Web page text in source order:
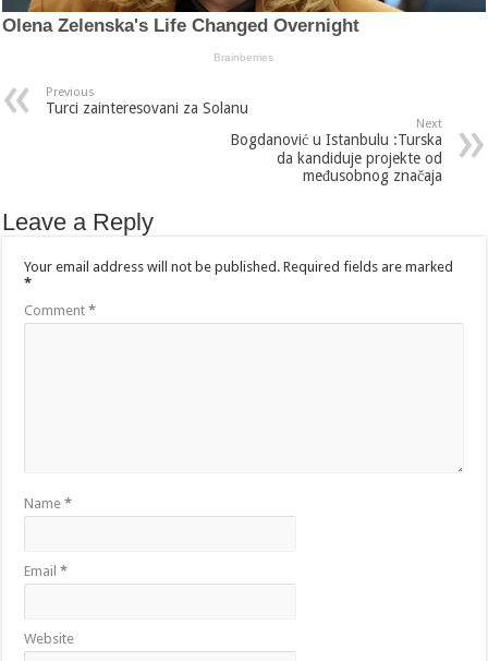
Previous
Turci zainteresovani za Solanu
Next
Bogdanović u Istanbulu :Turska
da kandiduje projekte od
međusobnog značaja
Leave a Reply
Your email address will not be published. Required fields are marked
*
Comment*
Name*
Email*
Website